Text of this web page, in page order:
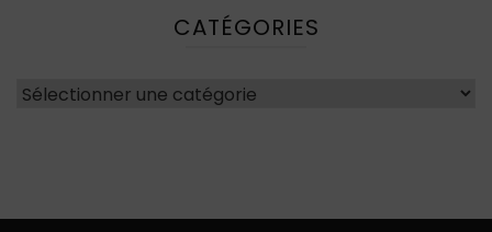
CATÉGORIES
Catégories